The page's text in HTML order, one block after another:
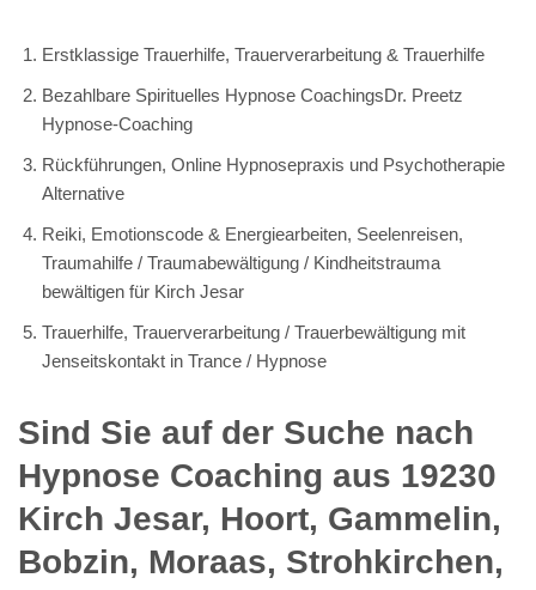
Erstklassige Trauerhilfe, Trauerverarbeitung & Trauerhilfe
Bezahlbare Spirituelles Hypnose CoachingsDr. Preetz
Hypnose-Coaching
Rückführungen, Online Hypnosepraxis und Psychotherapie
Alternative
Reiki, Emotionscode & Energiearbeiten, Seelenreisen,
Traumahilfe / Traumabewältigung / Kindheitstrauma
bewältigen für Kirch Jesar
Trauerhilfe, Trauerverarbeitung / Trauerbewältigung mit
Jenseitskontakt in Trance / Hypnose
Sind Sie auf der Suche nach
Hypnose Coaching aus 19230
Kirch Jesar, Hoort, Gammelin,
Bobzin, Moraas, Strohkirchen,